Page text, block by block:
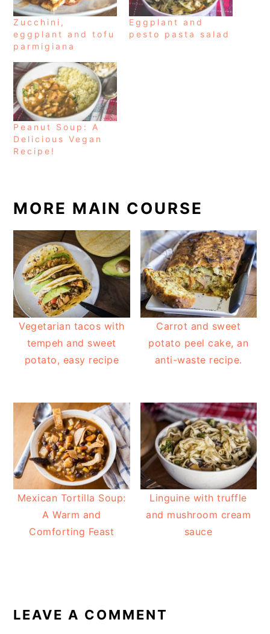
Zucchini,
eggplant and tofu
parmigiana
Eggplant and
pesto pasta salad
Peanut Soup: A
Delicious Vegan
Recipe!
MORE MAIN COURSE
Vegetarian tacos with
tempeh and sweet
potato, easy recipe
Carrot and sweet
potato peel cake, an
anti-waste recipe.
Mexican Tortilla Soup:
A Warm and
Comforting Feast
Linguine with truffle
and mushroom cream
sauce
INTERACTIONS
LEAVE A COMMENT